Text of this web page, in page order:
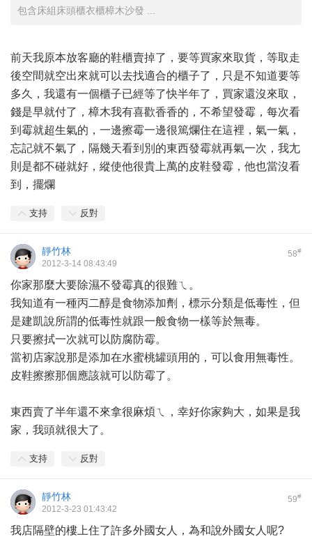
包含床組床頭櫃衣櫃樟木沙發 ...
前天我原本放客廳的鞋櫃賣掉了，要等買家來取貨，等取走
後空間就空出來就可以去找適合的櫃子了，只是不知道要等
多久，我還有一個櫃子已經等了快半年了，買家還沒來取，
錢是早就付了，樟木我有喜歡香香的，不希望發霉，每次看
到霉就超生氣的，一邊擦霉一邊很篤爛住在這裡，氣一氣，
忘記就不氣了，隔幾天看到別的東西發霉就再氣一次，我尢
則是都不碰就好，縱使他很貴上萬的皮鞋發霉，他也當沒看
到，擺爛
支持 反對
58#
靜竹林
2012-3-14 08:43:49
你家那麼大要除濕不發霉真的很難ㄟ。
我知道有一種丙二醇是食物添加劑，標示分類是低毒性，但
是建凱說所謂的低毒性就跟一般食物一樣等於無毒。
只要擦拭一次就可以防腐防霉。
當初店家說那是添加在水蜜桃罐頭用的，可以食用無毒性。
皮鞋擦擦那個應該就可以防霉了。
東西賣了半年還不來拿很麻煩ㄟ，幸好你家夠大，如果是我
家，我頭就很大了。
支持 反對
59#
靜竹林
2012-3-23 01:43:42
我店隔壁的樓上住了許多外國女人，為和說外國女人呢?